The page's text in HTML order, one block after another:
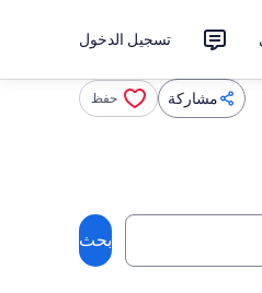
تسجيل الدخول
مشاركة حفظ
بحث